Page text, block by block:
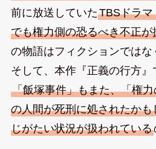
前に放送していたTBSドラ
でも権力側の恐るべき不正が
の物語はフィクションではな
そして、本作『正義の行方』
「飯塚事件」もまた、「権
の人間が死刑に処されたか
じがたい状況が扱われている